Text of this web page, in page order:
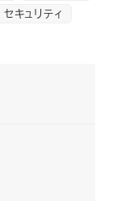
セキュリティ